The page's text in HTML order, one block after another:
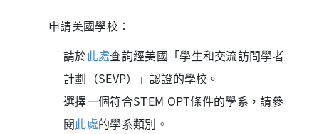
申請美國學校：
請於此處查詢經美國「學生和交流訪問學者
計劃（SEVP）」認證的學校。
選擇一個符合STEM OPT條件的學系，請參
閱此處的學系類別。